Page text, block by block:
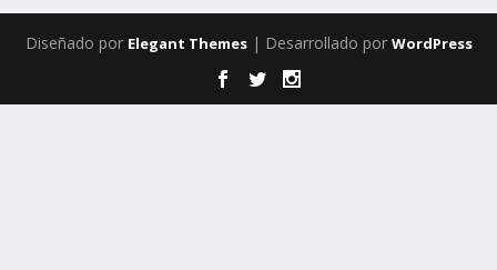
Diseñado por Elegant Themes| Desarrollado por WordPress